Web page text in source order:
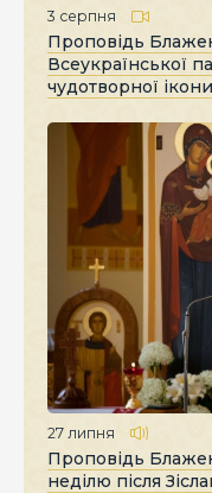
3 серпня
Проповідь
Всеукраїнської
чудотворної
27 липня
Проповідь
неділю після